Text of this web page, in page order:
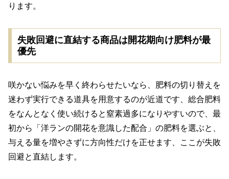
ります。
失敗回避に直結する商品は開花期向け肥料が最
優先
咲かない悩みを早く終わらせたいなら、肥料の切り替えを
迷わず実行できる道具を用意するのが近道です、総合肥料
をなんとなく使い続けると窒素過多になりやすいので、最
初から「洋ランの開花を意識した配合」の肥料を選ぶと、
与える量を増やさずに方向性だけを正せます、ここが失敗
回避と直結します。